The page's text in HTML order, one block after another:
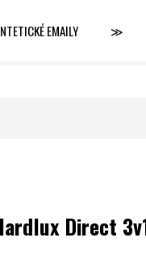
EMAILY ≫
Direct